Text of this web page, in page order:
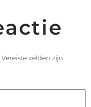
Vereiste velden zijn